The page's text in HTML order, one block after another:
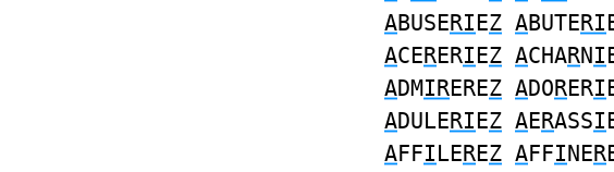
ABUSERIEZ ABUTERI
ACERERIEZ ACHARNI
ADMIREREZ ADORERI
ADULERIEZ AERASSI
AFFILEREZ AFFINER